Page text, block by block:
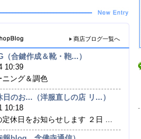
商店ブログ一覧へ
（合鍵作成＆靴・鞄...）
10:39
ニング＆調色
のお...（洋服直しの店 リ...）
10:18
定休日をお知らせします ２日 ...